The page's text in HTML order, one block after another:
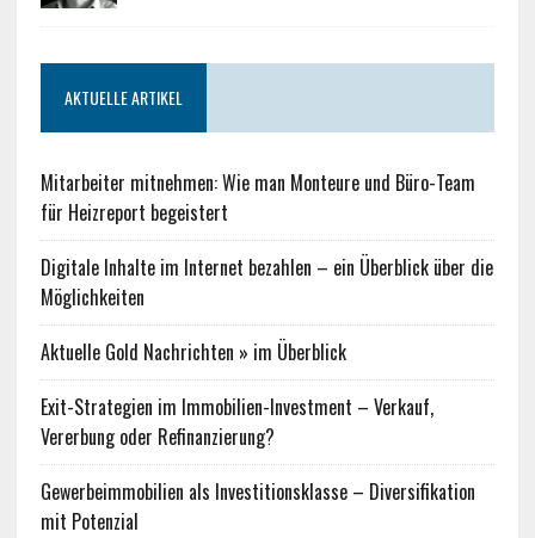
AKTUELLE ARTIKEL
Mitarbeiter mitnehmen: Wie man Monteure und Büro-Team
für Heizreport begeistert
Digitale Inhalte im Internet bezahlen – ein Überblick über die
Möglichkeiten
Aktuelle Gold Nachrichten » im Überblick
Exit-Strategien im Immobilien-Investment – Verkauf,
Vererbung oder Refinanzierung?
Gewerbeimmobilien als Investitionsklasse – Diversifikation
mit Potenzial